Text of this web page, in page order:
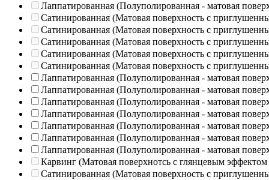
Лаппатированная (Полуполированная - матовая
Сатинированная (Матовая поверхность с
Сатинированная (Матовая поверхность с
Сатинированная (Матовая поверхность с
Сатинированная (Матовая поверхность с
Сатинированная (Матовая поверхность с
Лаппатированная (Полуполированная - матовая
Лаппатированная (Полуполированная - матовая
Лаппатированная (Полуполированная - матовая
Лаппатированная (Полуполированная - матовая
Лаппатированная (Полуполированная - матовая
Лаппатированная (Полуполированная - матовая
Лаппатированная (Полуполированная - матовая
Карвинг (Матовая поверхнотсь с глянцевым эффектом
Сатинированная (Матовая поверхность с